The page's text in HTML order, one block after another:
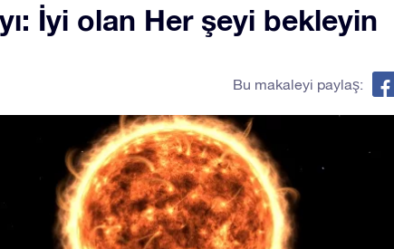
İyi olan Her şeyi bekleyin
Bu makaleyi paylaş: